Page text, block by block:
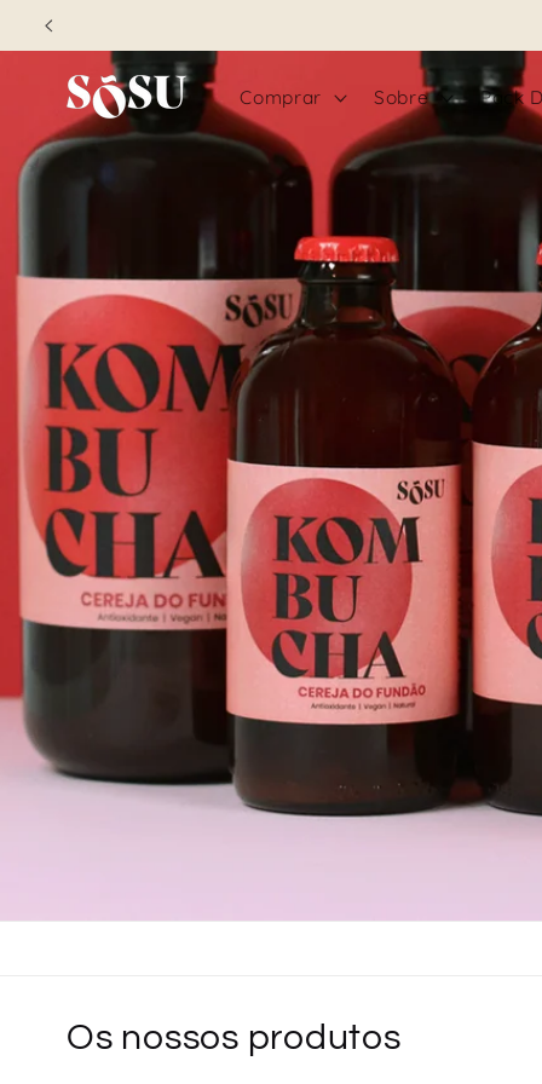
para o
conteúdo
Comprar Sobre Pack
Os nossos produtos